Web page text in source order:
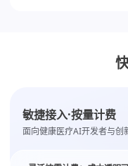
敏捷接入·按量计费
面向健康医疗AI开发者与创